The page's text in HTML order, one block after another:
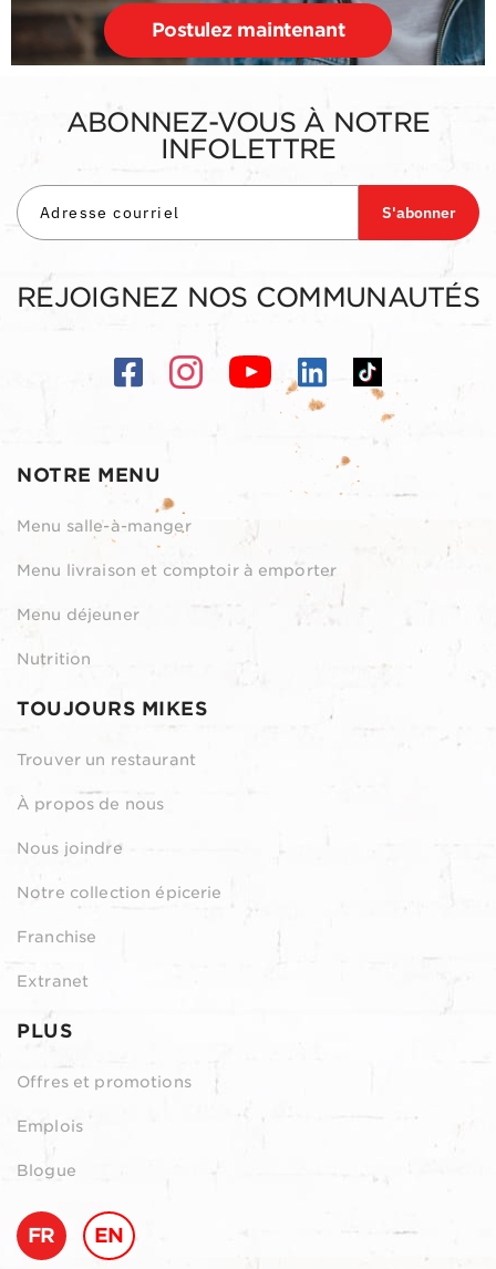
Postulez maintenant
NOTRE MENU
Menu salle-à-manger
Menu livraison et comptoir à emporter
Menu déjeuner
Nutrition
TOUJOURS MIKES
Trouver un restaurant
À propos de nous
Nous joindre
Notre collection épicerie
Franchise
Extranet
PLUS
Offres et promotions
Emplois
Blogue
FR EN
ABONNEZ-VOUS À NOTRE
INFOLETTRE
S'abonner
REJOIGNEZ NOS COMMUNAUTÉS